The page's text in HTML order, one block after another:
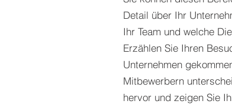
Detail über Ihr
Ihr Team und welche
Erzählen Sie Ihren
Unternehmen
Mitbewerbern
hervor und zeigen Sie